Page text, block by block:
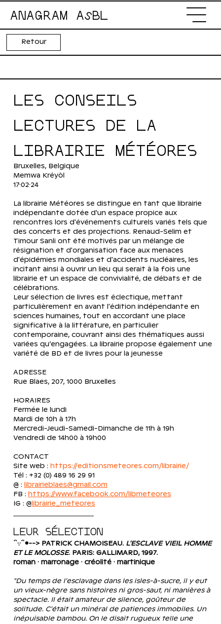
ANAGRAM AsBL
Retour
LES CONSEILS
LECTURES DE LA
LIBRAIRIE MÉTÉORES
Bruxelles, Belgique
Memwa Kréyòl
17·02·24
La librairie Météores se distingue en tant que librairie
indépendante dotée d'un espace propice aux
rencontres lors d'événements culturels variés tels que
des concerts et des projections. Renaud-Selim et
Timour Sanli ont été motivés par un mélange de
résignation et d'organisation face aux menaces
d'épidémies mondiales et d'accidents nucléaires, les
incitant ainsi à ouvrir un lieu qui serait à la fois une
librairie et un espace de convivialité, de débats et de
célébrations.
Leur sélection de livres est éclectique, mettant
particulièrement en avant l'édition indépendante en
sciences humaines, tout en accordant une place
significative à la littérature, en particulier
contemporaine, couvrant ainsi des thématiques aussi
variées qu’engagées. La librairie propose également une
variété de BD et de livres pour la jeunesse
ADRESSE
Rue Blaes, 207, 1000 Bruxelles
HORAIRES
Fermée le lundi
Mardi de 10h à 17h
Mercredi-Jeudi-Samedi-Dimanche de 11h à 19h
Vendredi de 14h00 à 19h00
CONTACT
Site web : https://editionsmeteores.com/librairie/
Tél : +32 (0) 489 16 29 91
@ :
librairieblaes@gmail.com
FB : https://www.facebook.com/libmeteores
IG : @ librairie_meteores
LEUR SÉLECTION
´`·.·´`•--> PATRICK CHAMOISEAU. L'ESCLAVE VIEIL HOMME
ET LE MOLOSSE. PARIS: GALLIMARD, 1997.
​roman · marronage · créolité · martinique
​"Du temps de l'esclavage dans les isles-à-sucre, il y eut
un vieux-nègre sans histoires ni gros-saut, ni manières à
spectacle. Il était amateur de silence, goûteur de
solitude. C'était un minéral de patiences immobiles. Un
inépuisable bambou. On le disait rugueux telle une